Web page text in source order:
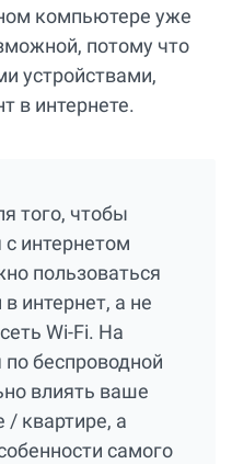
компьютере уже
потому что
устройствами,
в интернете.
того, чтобы
с интернетом
пользоваться
интернет, а не
Wi-Fi. На
беспроводной
влиять ваше
квартире, а
самого